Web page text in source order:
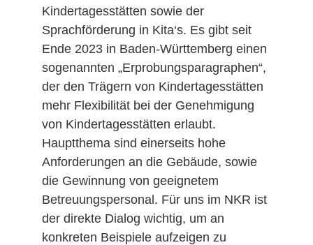
Kindertagesstätten sowie der
Sprachförderung in Kita‘s. Es gibt seit
Ende 2023 in Baden-Württemberg einen
sogenannten „Erprobungsparagraphen“,
der den Trägern von Kindertagesstätten
mehr Flexibilität bei der Genehmigung
von Kindertagesstätten erlaubt.
Hauptthema sind einerseits hohe
Anforderungen an die Gebäude, sowie
die Gewinnung von geeignetem
Betreuungspersonal. Für uns im NKR ist
der direkte Dialog wichtig, um an
konkreten Beispiele aufzeigen zu